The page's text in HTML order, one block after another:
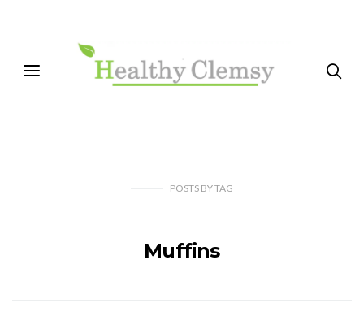
POSTS BYTAG
Muffins